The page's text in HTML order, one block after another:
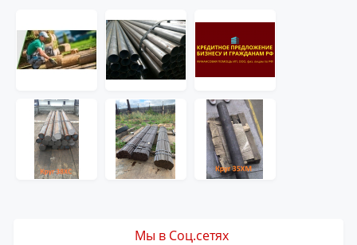
Мы в Соц.сетях